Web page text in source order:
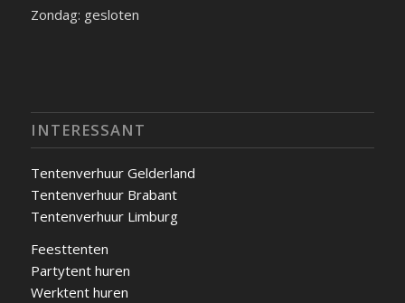
Zondag: gesloten
INTERESSANT
Tentenverhuur Gelderland
Tentenverhuur Brabant
Tentenverhuur Limburg
Feesttenten
Partytent huren
Werktent huren